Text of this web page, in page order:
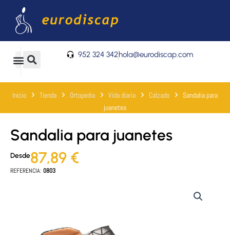
contenido
0
Carrito 952 324 342hola@eurodiscap.com
Inicio Tienda Ortopedia Vida diaria Calzado
Sandalia para
juanetes
Sandalia para juanetes
Desde87,89 €
REFERENCIA: 0803